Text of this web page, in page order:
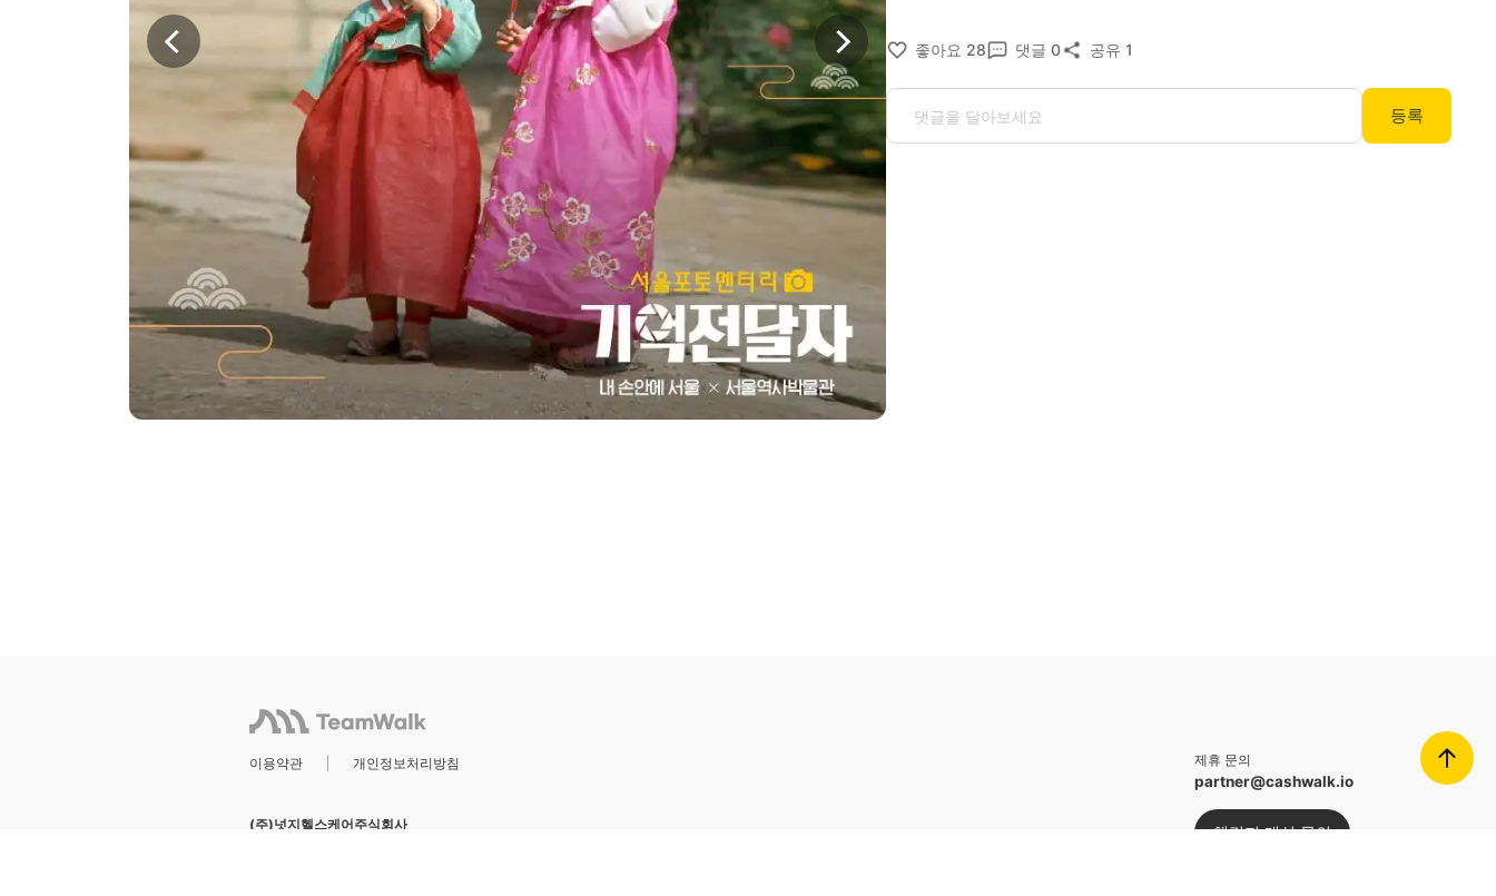
좋아요 28 댓글 0 공유 1
등록
이용약관 개인정보처리방침
(주)넛지헬스케어주식회사
제휴 문의
partner@cashwalk.io
챌린지 개설 문의